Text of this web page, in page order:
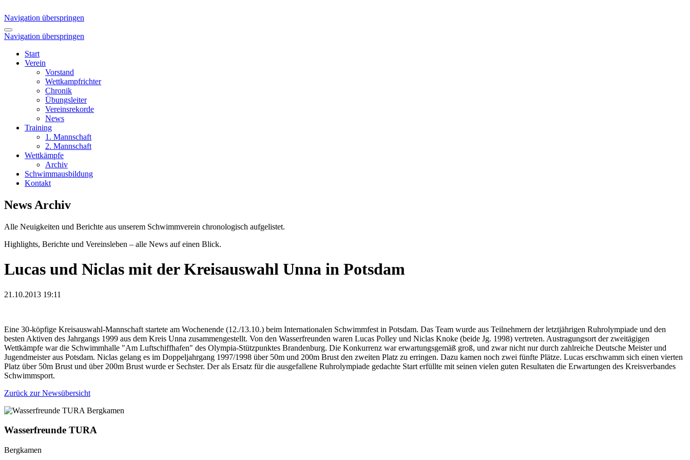
Navigation überspringen
Navigation überspringen
Start
Verein
Vorstand
Wettkampfrichter
Chronik
Übungsleiter
Vereinsrekorde
News
Training
1. Mannschaft
2. Mannschaft
Wettkämpfe
Archiv
Schwimmausbildung
Kontakt
News Archiv
Alle Neuigkeiten und Berichte aus unserem Schwimmverein chronologisch aufgelistet.
Highlights, Berichte und Vereinsleben – alle News auf einen Blick.
Lucas und Niclas mit der Kreisauswahl Unna in Potsdam
21.10.2013 19:11
Eine 30-köpfige Kreisauswahl-Mannschaft startete am Wochenende (12./13.10.) beim Internationalen Schwimmfest in Potsdam. Das Team wurde aus Teilnehmern der letztjährigen Ruhrolympiade und den
besten Aktiven des Jahrgangs 1999 aus dem Kreis Unna zusammengestellt. Von den Wasserfreunden waren Lucas Polley und Niclas Knoke (beide Jg. 1998) vertreten. Austragungsort der zweitägigen
Wettkämpfe war die Schwimmhalle "Am Luftschiffhafen" des Olympia-Stützpunktes Brandenburg. Die Konkurrenz war erwartungsgemäß groß, und zwar nicht nur durch zahlreiche Deutsche Meister und
Jugendmeister aus Potsdam. Niclas gelang es im Doppeljahrgang 1997/1998 über 50m und 200m Brust den zweiten Platz zu erringen. Dazu kamen noch zwei fünfte Plätze. Lucas erschwamm sich einen vierten
Platz über 50m Brust und über 200m Brust wurde er Sechster. Der als Ersatz für die ausgefallene Ruhrolympiade gedachte Start erfüllte mit seinen vielen guten Resultaten die Erwartungen des Kreisverbandes
Schwimmsport.
Zurück zur Newsübersicht
Wasserfreunde TURA
Bergkamen